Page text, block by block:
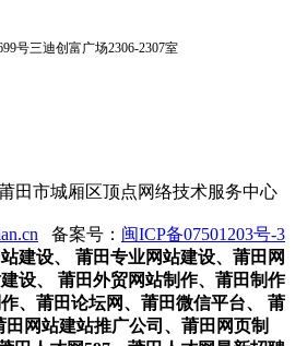
号三迪创富广场2306-2307室
田市城厢区顶点网络技术服务中心
备案号： 闽ICP备07501203号-3
建设、 莆田专业网站建设、 莆田网
设、 莆田外贸网站制作、 莆田制作
、 莆田论坛网、莆田微信平台、
莆
田网站建站推广公司 、 莆田网页制